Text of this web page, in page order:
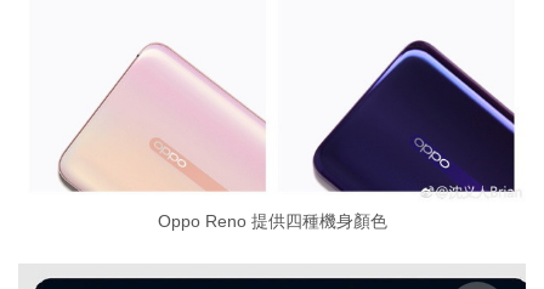
Oppo Reno 提供四種機身顏色